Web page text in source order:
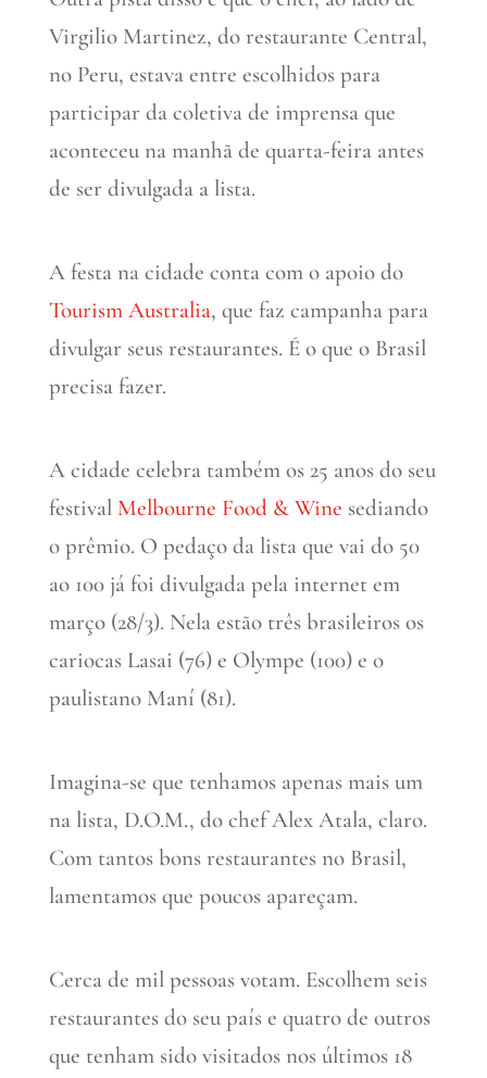
Virgilio Martinez, do restaurante Central,
no Peru, estava entre escolhidos para
participar da coletiva de imprensa que
aconteceu na manhã de quarta-feira antes
de ser divulgada a lista.
A festa na cidade conta com o apoio do
Tourism Australia, que faz campanha para
divulgar seus restaurantes. É o que o Brasil
precisa fazer.
A cidade celebra também os 25 anos do seu
festival Melbourne Food & Wine sediando
o prêmio. O pedaço da lista que vai do 50
ao 100 já foi divulgada pela internet em
março (28/3). Nela estão três brasileiros os
cariocas Lasai (76) e Olympe (100) e o
paulistano Maní (81).
Imagina-se que tenhamos apenas mais um
na lista, D.O.M., do chef Alex Atala, claro.
Com tantos bons restaurantes no Brasil,
lamentamos que poucos apareçam.
Cerca de mil pessoas votam. Escolhem seis
restaurantes do seu país e quatro de outros
que tenham sido visitados nos últimos 18